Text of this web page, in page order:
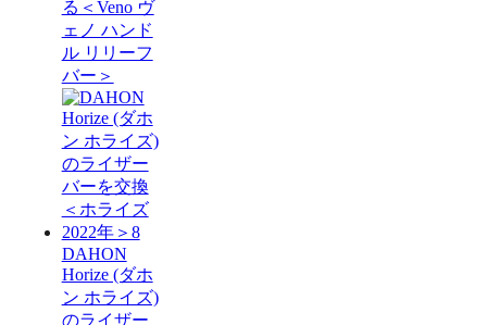
る＜Veno ヴ
ェノ ハンド
ル リリーフ
バー＞
DAHON
Horize (ダホ
ン ホライズ)
のライザー